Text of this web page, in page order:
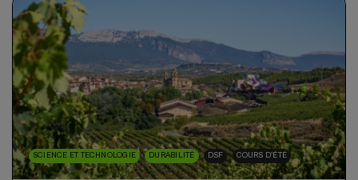
SCIENCE ET TECHNOLOGIE DURABILITÉ DSF COURS D'ÉTÉ